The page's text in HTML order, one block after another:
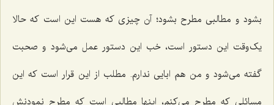
بشود و مطالبی مطرح بشود؛ آن چیزی که هست این است که حالا
یک‌وقت این دستور است، خب این دستور عمل می‌شود و صحبت
گفته می‌شود و من هم ابایی ندارم. مطلب از این قرار است که این
مسائلی که مطرح می‌کنم، اینها مطالبی است که مطرح نمودنش